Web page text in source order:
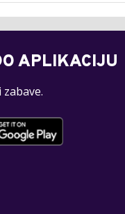
APLIKACIJU